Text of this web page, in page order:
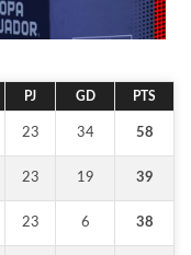
PJ GD PTS
23 34 58
23 19 39
23 6 38